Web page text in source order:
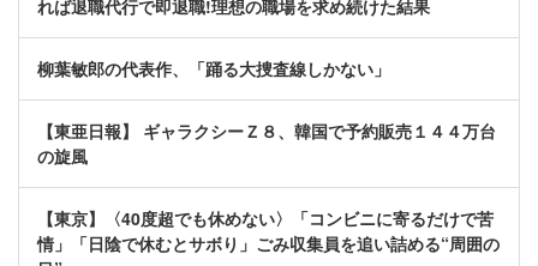
れば退職代行で即退職!理想の職場を求め続けた結果
柳葉敏郎の代表作、「踊る大捜査線しかない」
【東亜日報】 ギャラクシーＺ８、韓国で予約販売１４４万台
の旋風
【東京】〈40度超でも休めない〉「コンビニに寄るだけで苦
情」「日陰で休むとサボり」ごみ収集員を追い詰める“周囲の